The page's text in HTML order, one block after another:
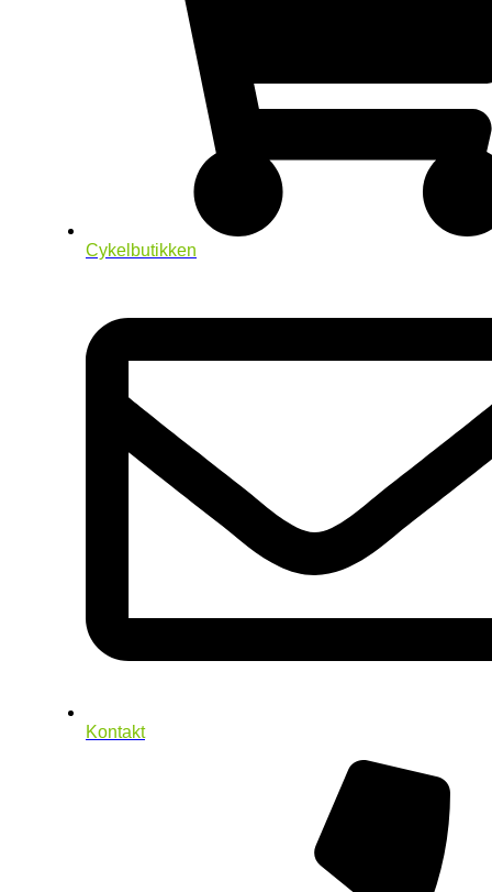
Cykelbutikken
Kontakt